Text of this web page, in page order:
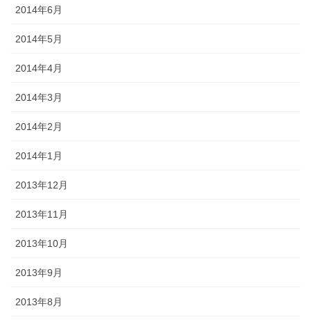
2014年6月
2014年5月
2014年4月
2014年3月
2014年2月
2014年1月
2013年12月
2013年11月
2013年10月
2013年9月
2013年8月